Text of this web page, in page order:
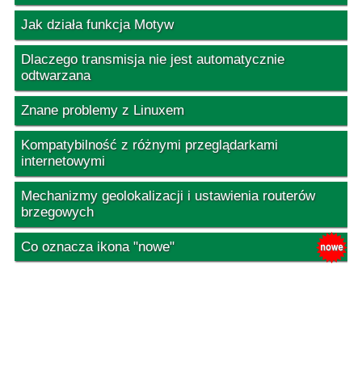
Jak działa funkcja Motyw
Dlaczego transmisja nie jest automatycznie
odtwarzana
Znane problemy z Linuxem
Kompatybilność z różnymi przeglądarkami
internetowymi
Mechanizmy geolokalizacji i ustawienia routerów
brzegowych
Co oznacza ikona "nowe"